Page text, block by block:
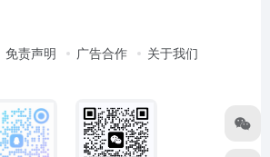
免责声明 广告合作 关于我们